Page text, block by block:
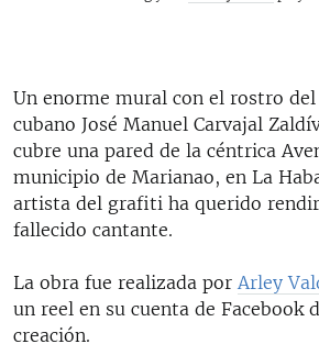
Un enorme mural con el rostro
cubano José Manuel Carvajal
cubre una pared de la céntrica
municipio de Marianao, en La
artista del grafiti ha querido
fallecido cantante.
La obra fue realizada por Arley
un reel en su cuenta de Facebook
creación.